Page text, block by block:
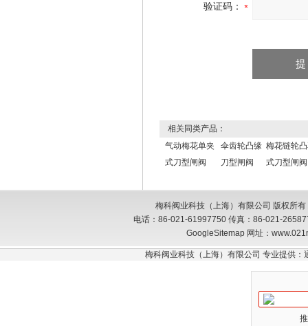
验证码：
相关同类产品：
气动梅花单夹
式刀型闸阀
伞齿轮凸缘
刀型闸阀
梅花链轮
式刀型闸阀
梅科阀业科技（上海）有限公司 版权所
电话：86-021-61997750 传真：86-021-
GoogleSitemap网址：
梅科阀业科技（上海）有限公司 专业提供